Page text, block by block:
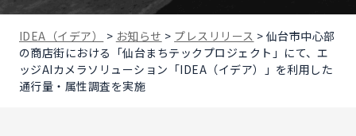
IDEA（イデア） > お知らせ > プレスリリース > 仙台市中心部
の商店街における「仙台まちテックプロジェクト」にて、エ
ッジAIカメラソリューション「IDEA（イデア）」を利用した
通行量・属性調査を実施